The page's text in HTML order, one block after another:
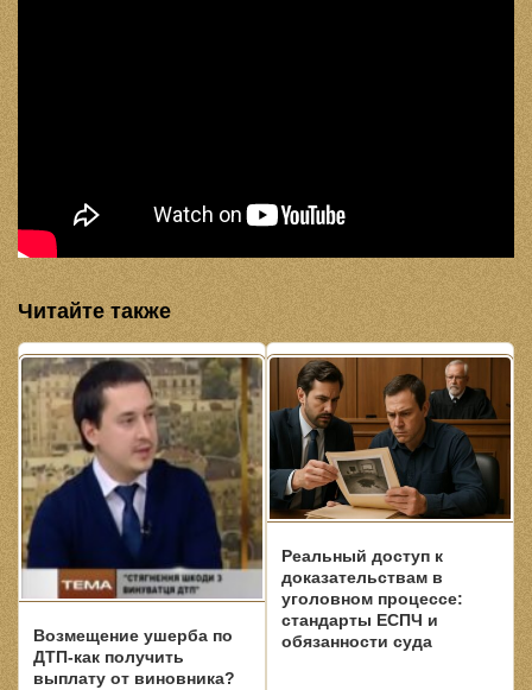
Читайте также
Возмещение ушерба по
ДТП-как получить
выплату от виновника?
Реальный доступ к
доказательствам в
уголовном процессе:
стандарты ЕСПЧ и
обязанности суда